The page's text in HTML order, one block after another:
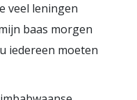
veel leningen
baas morgen
iedereen moeten